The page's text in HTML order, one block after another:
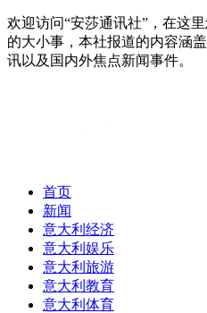
欢迎访问“安莎通讯社”，在这
的大小事，本社报道的内容涵
讯以及国内外焦点新闻事件。
首页
新闻
意大利经济
意大利娱乐
意大利旅游
意大利教育
意大利体育